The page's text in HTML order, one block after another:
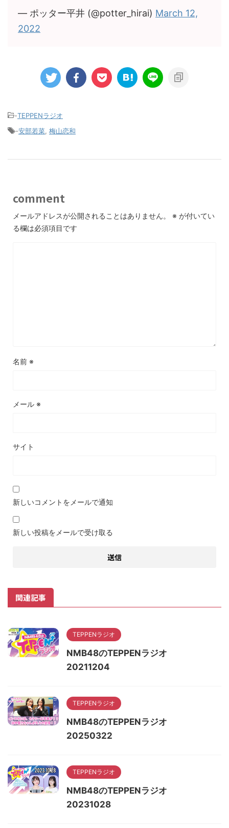
— ポッター平井 (@potter_hirai) March 12,
2022
-TEPPENラジオ
-安部若菜 梅山恋和
comment
メールアドレスが公開されることはありません。 ※ が付いてい
る欄は必須項目です
名前 ※
メール ※
サイト
新しいコメントをメールで通知
新しい投稿をメールで受け取る
関連記事
TEPPENラジオ
NMB48のTEPPENラジオ
20211204
TEPPENラジオ
NMB48のTEPPENラジオ
20250322
TEPPENラジオ
NMB48のTEPPENラジオ
20231028